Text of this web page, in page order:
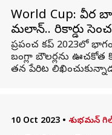
World Cup: వీర
మలాన్.. రికార్డు
ప్రపంచ కప్ 2023లో
బంగ్లా బౌలర్లను ఊచకోత
తన పేరిట
10 Oct 2023 • శుభమన్